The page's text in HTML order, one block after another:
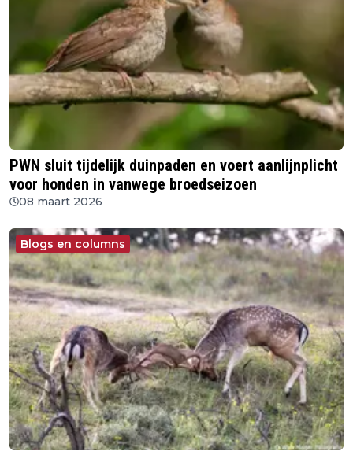
PWN sluit tijdelijk duinpaden en voert aanlijnplicht
voor honden in vanwege broedseizoen
08 maart 2026
Blogs en columns